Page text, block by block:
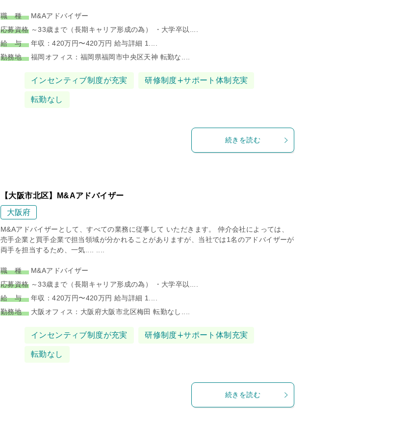
職 種M&Aアドバイザー
応募資格～33歳まで（長期キャリア形成の為） ・大学卒以....
給 与年収：420万円〜420万円 給与詳細 1....
勤務地福岡オフィス：福岡県福岡市中央区天神 転勤な....
インセンティブ制度が充実 研修制度∔サポート体制充実
転勤なし
続きを読む
【大阪市北区】M&Aアドバイザー
大阪府
M&Aアドバイザーとして、すべての業務に従事して いただきます。 仲介会社によっては、
売手企業と買手企業で担当領域が分かれることがありますが、当社では1名のアドバイザーが
両手を担当するため、一気.... ....
職 種M&Aアドバイザー
応募資格～33歳まで（長期キャリア形成の為） ・大学卒以....
給 与年収：420万円〜420万円 給与詳細 1....
勤務地大阪オフィス：大阪府大阪市北区梅田 転勤なし....
インセンティブ制度が充実 研修制度∔サポート体制充実
転勤なし
続きを読む